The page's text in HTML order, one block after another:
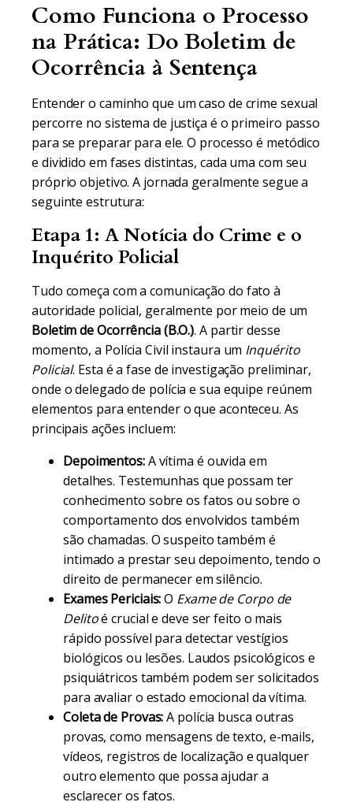
Como Funciona o Processo
na Prática: Do Boletim de
Ocorrência à Sentença
Entender o caminho que um caso de crime sexual
percorre no sistema de justiça é o primeiro passo
para se preparar para ele. O processo é metódico
e dividido em fases distintas, cada uma com seu
próprio objetivo. A jornada geralmente segue a
seguinte estrutura:
Etapa 1: A Notícia do Crime e o
Inquérito Policial
Tudo começa com a comunicação do fato à
autoridade policial, geralmente por meio de um
Boletim de Ocorrência (B.O.). A partir desse
momento, a Polícia Civil instaura um Inquérito
Policial. Esta é a fase de investigação preliminar,
onde o delegado de polícia e sua equipe reúnem
elementos para entender o que aconteceu. As
principais ações incluem:
Depoimentos:A vítima é ouvida em
detalhes. Testemunhas que possam ter
conhecimento sobre os fatos ou sobre o
comportamento dos envolvidos também
são chamadas. O suspeito também é
intimado a prestar seu depoimento, tendo o
direito de permanecer em silêncio.
Exames Periciais:O Exame de Corpo de
Delitoé crucial e deve ser feito o mais
rápido possível para detectar vestígios
biológicos ou lesões. Laudos psicológicos e
psiquiátricos também podem ser solicitados
para avaliar o estado emocional da vítima.
Coleta de Provas:A polícia busca outras
provas, como mensagens de texto, e-mails,
vídeos, registros de localização e qualquer
outro elemento que possa ajudar a
esclarecer os fatos.